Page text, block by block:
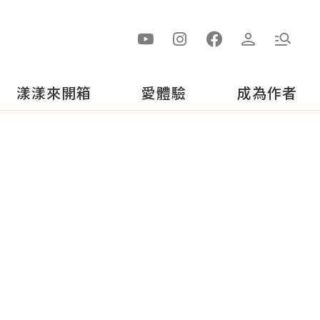
漾漾來開箱 愛體驗 成為作者